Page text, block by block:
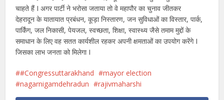
चाहते हैं I अगर पार्टी ने भरोसा जताया तो वे महापौर का चुनाव जीतकर
देहरादून के यातायात प्रबंधन, कूड़ा निस्तारण, जन सुविधाओं का विस्तार, पार्क,
पार्किंग, जल निकासी, पेयजल, स्वच्छता, शिक्षा, स्वास्थ्य जैसे तमाम मुद्दों के
समाधान के लिए वह सतत कार्यशील रहकर अपनी क्षमताओं का उपयोग करेंगे I
जिसका लाभ जनता को मिलेगा I
#Congressuttarakhand
mayor election
nagarnigamdehradun
rajivmaharshi